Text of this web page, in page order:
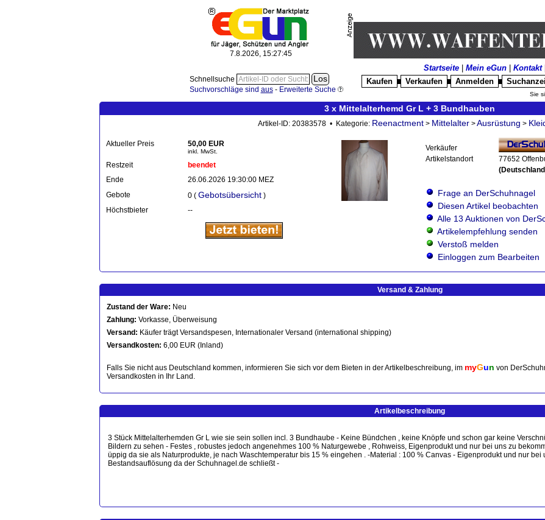
7.8.2026, 15:27:46
Schnellsuche
Suchvorschläge sind aus- Erweiterte Suche
Startseite Mein eGun Kontakt|
Kaufen
Verkaufen Anmelden
Sie
3 x Mittelalterhemd Gr L + 3 Bundhauben
Artikel-ID: 20383578 • Kategorie: Reenactment> Mittelalter>Ausrüstung >
Aktueller Preis 50,00 EUR
inkl. MwSt.
Restzeit
beendet
Ende
26.06.2026 19:30:00 MEZ
Gebote
0 ( Gebotsübersicht )
Höchstbieter
--
Verkäufer
Artikelstandort
77652
Frage an DerSchuhnagel
Diesen Artikel beobachten
Alle 13 Auktionen von
Artikelempfehlung senden
Verstoß melden
Einloggen zum Bearbeiten
Versand & Zahlung
Zustand der Ware: Neu
Zahlung: Vorkasse, Überweisung
Versand: Käufer trägt Versandspesen, Internationaler Versand (international shipping)
Versandkosten: 6,00 EUR (Inland)
Falls Sie nicht aus Deutschland kommen, informieren Sie sich vor dem Bieten in der Artikelbeschreibung, im myGun von
Versandkosten in Ihr Land.
Artikelbeschreibung
3 Stück Mittelalterhemden Gr L wie sie sein sollen incl. 3 Bundhaube - Keine Bündchen , keine Knöpfe und schon gar keine
Bildern zu sehen - Festes , robustes jedoch angenehmes 100 % Naturgewebe , Rohweiss, Eigenprodukt und nur bei uns zu
üppig da sie als Naturprodukte, je nach Waschtemperatur bis 15 % eingehen . -Material : 100 % Canvas - Eigenprodukt und nur bei
Bestandsauflösung da der Schuhnagel.de schließt -